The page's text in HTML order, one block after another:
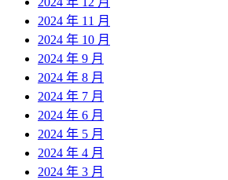
2024 年 11 月
2024 年 10 月
2024 年 9 月
2024 年 8 月
2024 年 7 月
2024 年 6 月
2024 年 5 月
2024 年 4 月
2024 年 3 月